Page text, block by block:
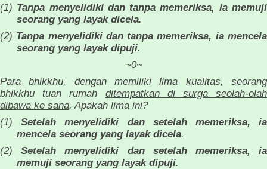
(1) Tanpa menyelidiki dan tanpa memeriksa, ia memuji
seorang yang layak dicela.
(2) Tanpa menyelidiki dan tanpa memeriksa, ia mencela
seorang yang layak dipuji.
~0~
Para bhikkhu, dengan memiliki lima kualitas, seorang
bhikkhu tuan rumah ditempatkan di surga seolah-olah
dibawa ke sana. Apakah lima ini?
(1)Setelah menyelidiki dan setelah memeriksa, ia
mencela seorang yang layak dicela.
(2)Setelah menyelidiki dan setelah memeriksa, ia
memuji seorang yang layak dipuji.